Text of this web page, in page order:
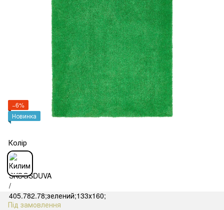
−6%
Новинка
Колір
Під замовлення